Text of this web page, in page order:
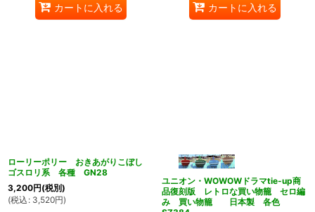
カートに入れる カートに入れる
ローリーポリー おきあがりこぼし
ゴスロリ系 各種 GN28
3,200円(税別)
(税込 : 3,520円)
ユニオン・WOWOWドラマtie-up商
品復刻版 レトロな買い物籠 セロ編
み 買い物籠 日本製 各色